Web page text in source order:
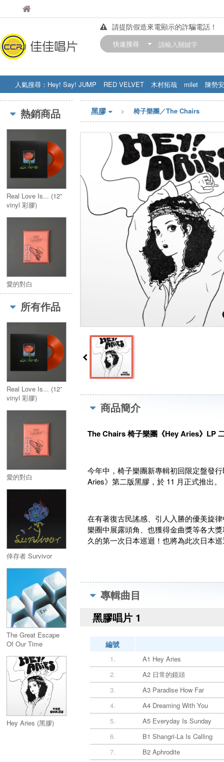
佳佳唱片
請提防假造來電顯示的詐騙電話！
【中華門市營業時間調整公告】
快速搜尋
人氣搜尋： Hey! Say! JUMP RED VELVET 木村拓哉 milet
陳勢安
STRAY KIDS
盧廣仲 周杰伦
熱銷商品
Real Love Is... (12”
vinyl 彩膠)
愛的對白
所有作品
Real Love Is... (12”
vinyl 彩膠)
愛的對白
倖存者 Survivor
The Great Escape
Of Our Time
Hey Aries (黑膠)
黑膠 椅子樂團／The Chairs
商品簡介
The Chairs 椅子樂團《Hey Aries》LP
今年中，椅子樂團新專輯初回限定盤發
Aries》第二版黑膠，於 11 月正式推出。
在有著復古民謠感、引人入勝的優美旋
樂圈中展露頭角、也獲得金曲獎等各大
久的第一次日本巡迴！也將為此次日本
專輯曲目
黑膠唱片 1
編號
1.
A1 Hey Aries
2.
A2 日常的鏡頭
3.
A3 Paradise How Far
4.
A4 Dreaming With You
5.
A5 Everyday Is Sunday
6.
B1 Shangri-La Is Calling
7.
B2 Aphrodite